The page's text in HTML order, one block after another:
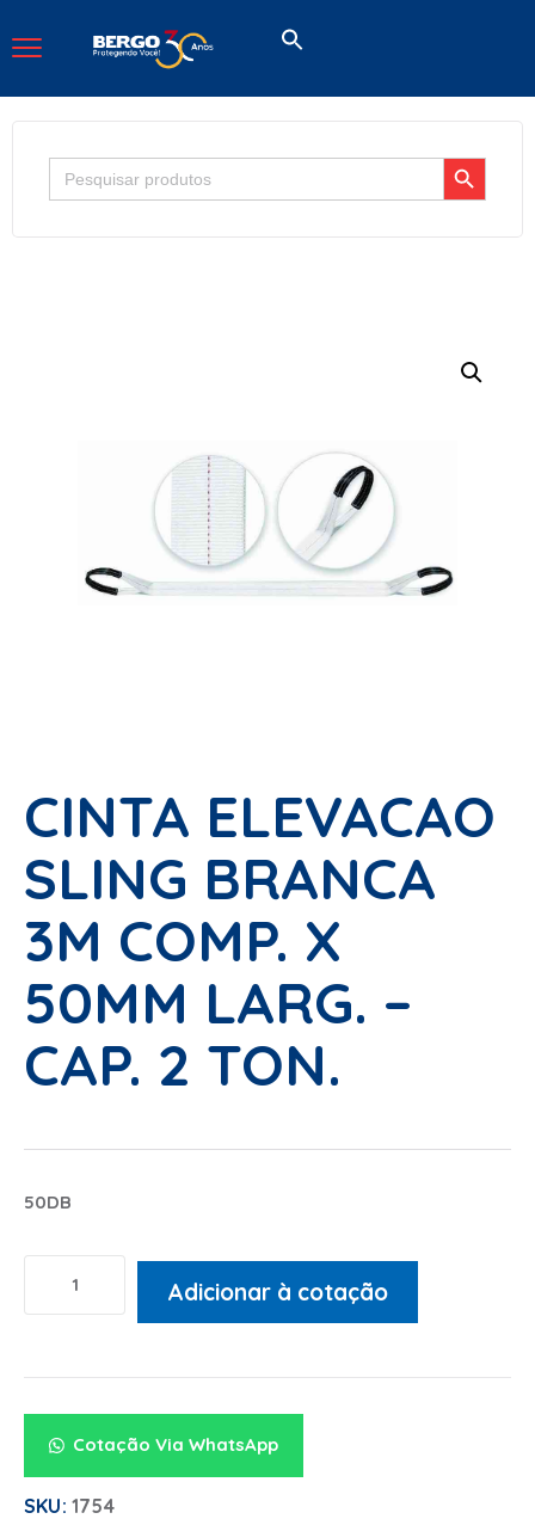
CINTA ELEVACAO
SLING BRANCA
3M COMP. X
50MM LARG. –
CAP. 2 TON.
50DB
Adicionar à cotação
Cotação Via WhatsApp
SKU: 1754
Search
for:
Search Button